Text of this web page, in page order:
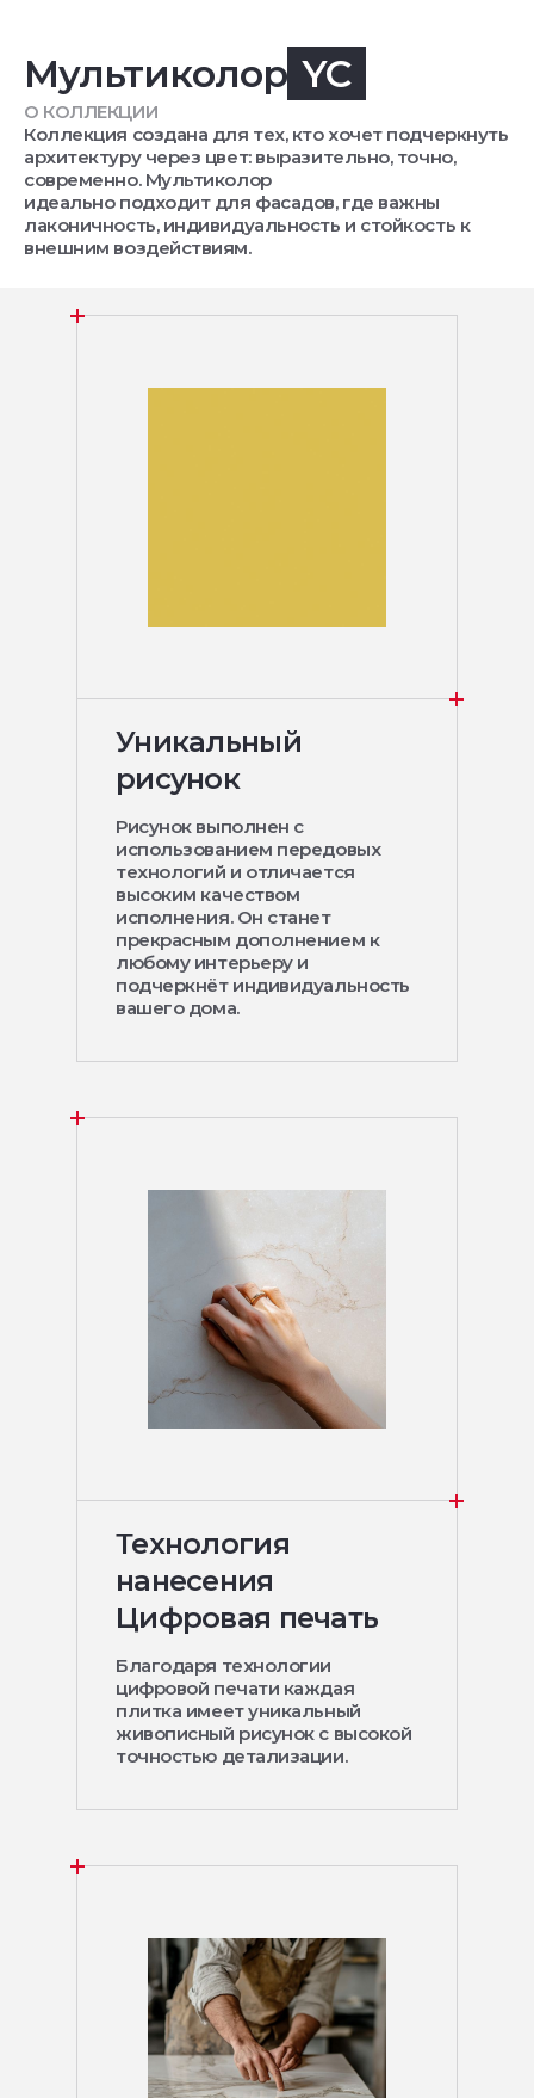
Мультиколор YC
О КОЛЛЕКЦИИ
Коллекция создана для тех, кто хочет подчеркнуть
архитектуру через цвет: выразительно, точно,
современно. Мультиколор
идеально подходит для фасадов, где важны
лаконичность, индивидуальность и стойкость к
внешним воздействиям.
Уникальный
рисунок
Рисунок выполнен с
использованием передовых
технологий и отличается
высоким качеством
исполнения. Он станет
прекрасным дополнением к
любому интерьеру и
подчеркнёт индивидуальность
вашего дома.
Технология
нанесения
Цифровая печать
Благодаря технологии
цифровой печати каждая
плитка имеет уникальный
живописный рисунок с высокой
точностью детализации.